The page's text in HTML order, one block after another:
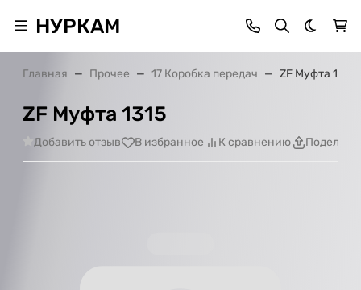
НУРКАМ Темная
Главная Прочее 17 Коробка передач ZF Муфта 1315
ZF Муфта 1315
Добавить отзыв В избранное К сравнению